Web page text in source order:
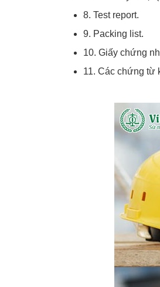
8. Test report.
9. Packing list.
10. Giấy chứng
11. Các chứng từ